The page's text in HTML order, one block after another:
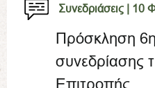
Συνεδριάσεις | 10
Πρόσκληση
συνεδρίασης
Επιτροπής